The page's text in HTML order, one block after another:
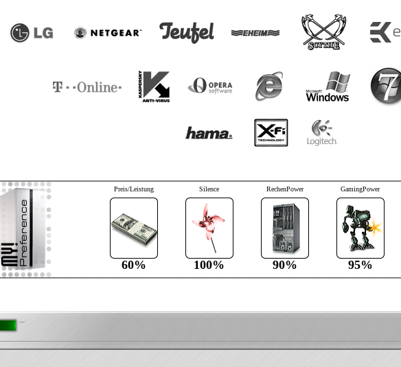
Preis/Leistung
60%
Silence
100%
RechenPower
90%
GamingPower
95%